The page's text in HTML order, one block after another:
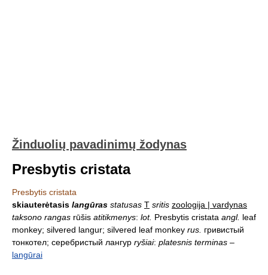
Žinduolių pavadinimų žodynas
Presbytis cristata
Presbytis cristata
skiauterėtasis langūras statusas T sritis zoologija | vardynas
taksono rangas rūšis atitikmenys: lot. Presbytis cristata angl. leaf
monkey; silvered langur; silvered leaf monkey rus. гривистый
тонкотел; серебристый лангур ryšiai: platesnis terminas –
langūrai